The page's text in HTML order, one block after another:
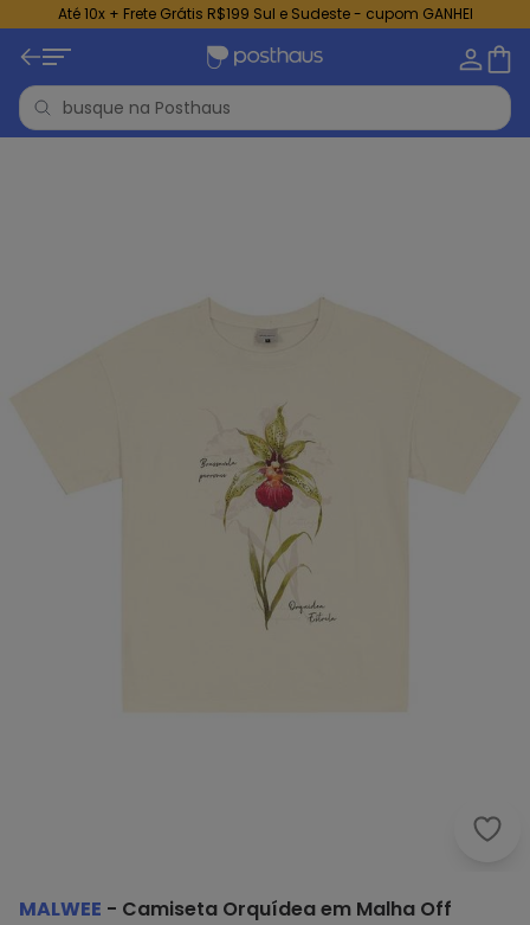
Até 10x + Frete Grátis R$199 Sul e Sudeste - cupom GANHEI
MALWEE - Camiseta Orquídea em Malha Off